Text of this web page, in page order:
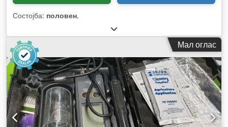
Состојба: половен,
Мал оглас